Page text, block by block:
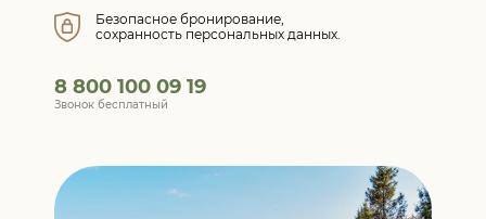
Безопасное бронирование,
сохранность персональных данных.
8 800 100 09 19
Звонок бесплатный